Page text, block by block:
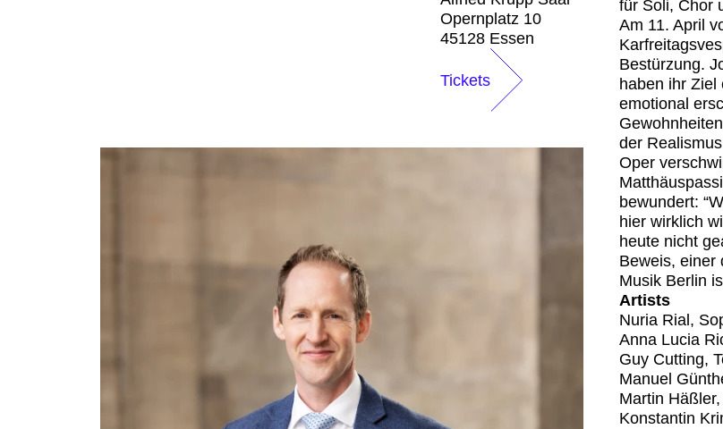
Opernplatz 10
45128 Essen
Tickets
für Soli, Chor
Am 11. April
Bestürzung.
haben ihr Ziel
emotional
der
Oper
bewundert:
hier wirklich
heute nicht
Beweis, einer
Musik Berlin
Artists
Nuria Rial,
Anna Lucia
Guy Cutting,
Manuel
Martin
Konstantin